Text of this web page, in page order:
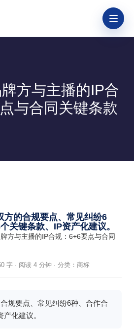
方与主播的IP合
与合同关键条款
方的合规要点、常见纠纷6
关键条款、IP资产化建议。
方与主播的IP合规：6+6要点与合同
字 · 阅读 4 分钟 · 分类： 商标
规要点、常见纠纷6种、合作合
化建议。